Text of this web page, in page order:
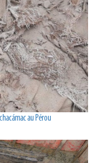
au Pérou